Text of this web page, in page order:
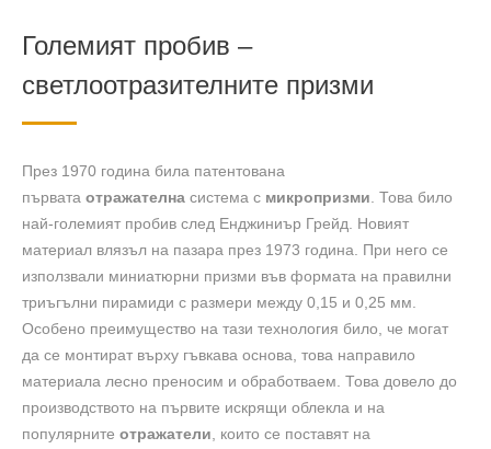
Големият пробив –
светлоотразителните призми
През 1970 година била патентована
първата отражателна система с микропризми . Това било
най-големият пробив след Енджиниър Грейд. Новият
материал влязъл на пазара през 1973 година. При него се
използвали миниатюрни призми във формата на правилни
триъгълни пирамиди с размери между 0,15 и 0,25 мм.
Особено преимущество на тази технология било, че могат
да се монтират върху гъвкава основа, това направило
материала лесно преносим и обработваем. Това довело до
производството на първите искрящи облекла и на
популярните отражатели , които се поставят на